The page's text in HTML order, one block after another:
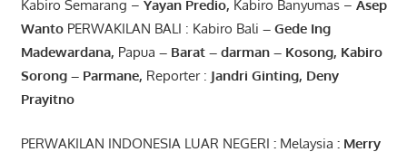
Kabiro Semarang – Yayan Predio, Kabiro Banyumas – Asep
WantoPERWAKILAN BALI : Kabiro Bali – Gede Ing
Madewardana, Papua – Barat – darman– Kosong, Kabiro
Sorong– Parmane, Reporter : Jandri Ginting, Deny
Prayitno
PERWAKILAN INDONESIA LUAR NEGERI : Melaysia : Merry